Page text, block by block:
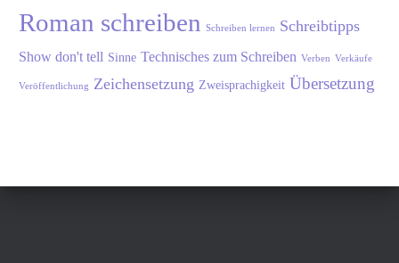
Roman schreiben Schreiben lernen Schreibtipps
Show don't tell Sinne Technisches zum Schreiben Verben Verkäufe
Veröffentlichung Zeichensetzung Zweisprachigkeit Übersetzung